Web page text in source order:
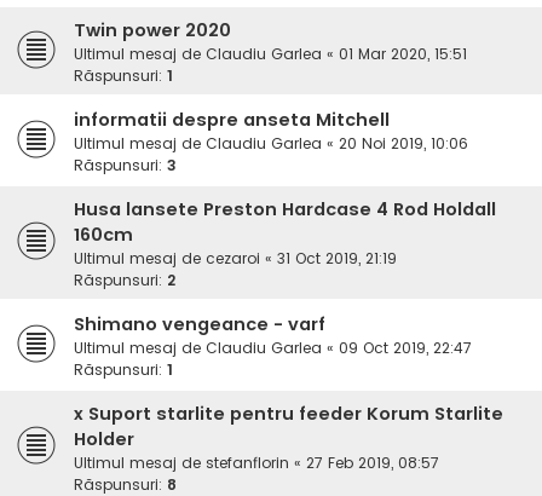
Twin power 2020
Ultimul mesaj de Claudiu Garlea « 01 Mar 2020, 15:51
Răspunsuri: 1
informatii despre anseta Mitchell
Ultimul mesaj de Claudiu Garlea « 20 Noi 2019, 10:06
Răspunsuri: 3
Husa lansete Preston Hardcase 4 Rod Holdall
160cm
Ultimul mesaj de cezaroi « 31 Oct 2019, 21:19
Răspunsuri: 2
Shimano vengeance - varf
Ultimul mesaj de Claudiu Garlea « 09 Oct 2019, 22:47
Răspunsuri: 1
x Suport starlite pentru feeder Korum Starlite
Holder
Ultimul mesaj de stefanflorin « 27 Feb 2019, 08:57
Răspunsuri: 8